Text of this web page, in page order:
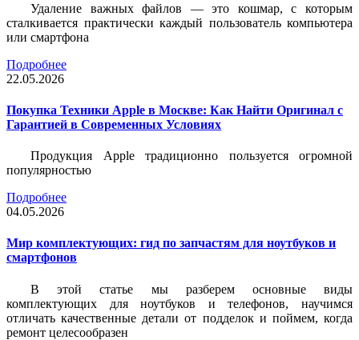
Удаление важных файлов — это кошмар, с которым
сталкивается практически каждый пользователь компьютера
или смартфона
Подробнее
22.05.2026
Покупка Техники Apple в Москве: Как Найти Оригинал с
Гарантией в Современных Условиях
Продукция Apple традиционно пользуется огромной
популярностью
Подробнее
04.05.2026
Мир комплектующих: гид по запчастям для ноутбуков и
смартфонов
В этой статье мы разберем основные виды
комплектующих для ноутбуков и телефонов, научимся
отличать качественные детали от подделок и поймем, когда
ремонт целесообразен